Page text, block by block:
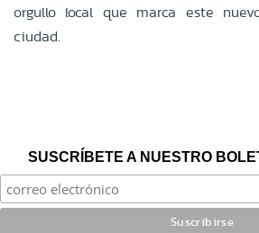
orgullo local que marca este
ciudad.
SUSCRÍBETE A NUESTRO